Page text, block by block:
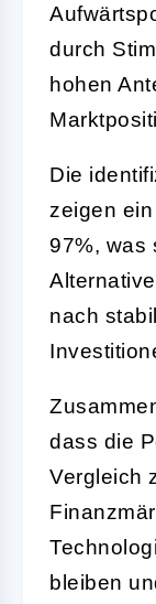
durch
hohen
Die
zeigen
97%, was
nach
dass die
Vergleich
bleiben